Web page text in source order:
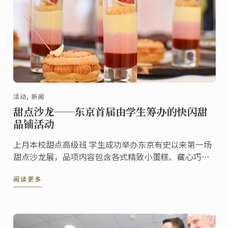
活动, 新闻
甜点沙龙──东京首届由学生筹办的快闪甜
品铺活动
上月本校甜点高级班 学生成功举办东京有史以来第一场
甜点沙龙展，品项内容包含各式精致小蛋糕、藏心巧克
学生设计、筹办。来宾可依据其个人喜好自由选择试吃
阅读更多